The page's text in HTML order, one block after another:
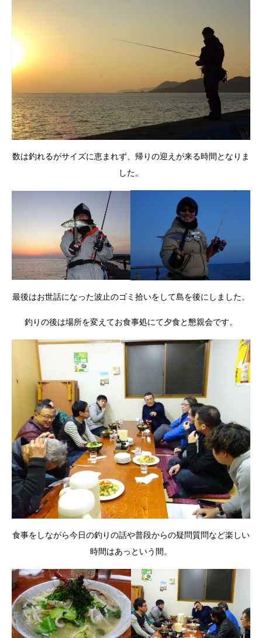
数は釣れるがサイズに恵まれず、帰りの迎えが来る時間となりま
した。
最後はお世話になった波止のゴミ拾いをして島を後にしました。
釣りの後は場所を変えてお食事処にて夕食と懇親会です。
食事をしながら今日の釣りの話や普段からの疑問質問など楽しい
時間はあっという間。